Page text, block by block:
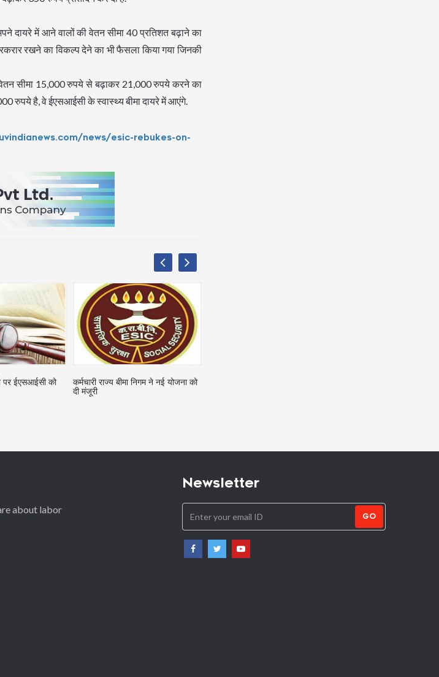
दायरे में आने वालों की वेतन सीमा 40 प्रतिशत बढ़ाने का
रखने का विकल्प देने का भी फैसला किया गया जिनकी
सीमा 15,000 रुपये से बढ़ाकर 21,000 रुपये करने का
रुपये है, वे ईएसआईसी के स्वास्थ्य बीमा दायरे में आएंगे.
news/esic-rebukes-on-
ने नई योजना को
ईएसआइसी की रिकवरी के खिलाफ नगर
निगम कोर्ट में जल्द अपील दायर की जाएगी :
about labor
Newsletter
GO